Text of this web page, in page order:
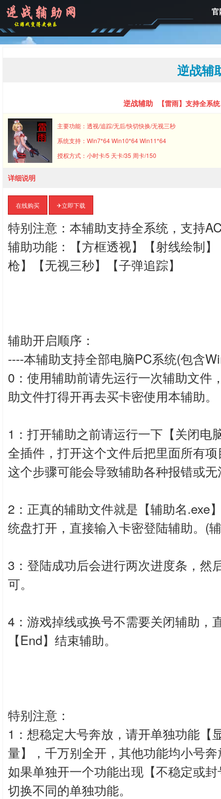
官
逆战辅
逆战辅助 【雷雨】支持全系
主要功能：透视/追踪/无后/快切快换/无视三秒
系统支持：Win7*64 Win10*64 Win11*64
授权方式：小时卡/5 天卡/35 周卡/150
详细说明
在线购买 ✈︎立即下载
特别注意：本辅助支持全系统，支持
辅助功能：【方框透视】【射线绘制
枪】【无视三秒】【子弹追踪】
辅助开启顺序：
----本辅助支持全部电脑PC系统(包含
0：使用辅助前请先运行一次辅助文件
助文件打得开再去买卡密使用本辅助。
1：打开辅助之前请运行一下【关闭电
全插件，打开这个文件后把里面所有
这个步骤可能会导致辅助各种报错或
2：正真的辅助文件就是【辅助名.exe
统盘打开，直接输入卡密登陆辅助。(
3：登陆成功后会进行两次进度条，然
可。
4：游戏掉线或换号不需要关闭辅助，
【End】结束辅助。
特别注意：
1：想稳定大号奔放，请开单独功能【
量】，千万别全开，其他功能均小号
如果单独开一个功能出现【不稳定或
切换不同的单独功能。